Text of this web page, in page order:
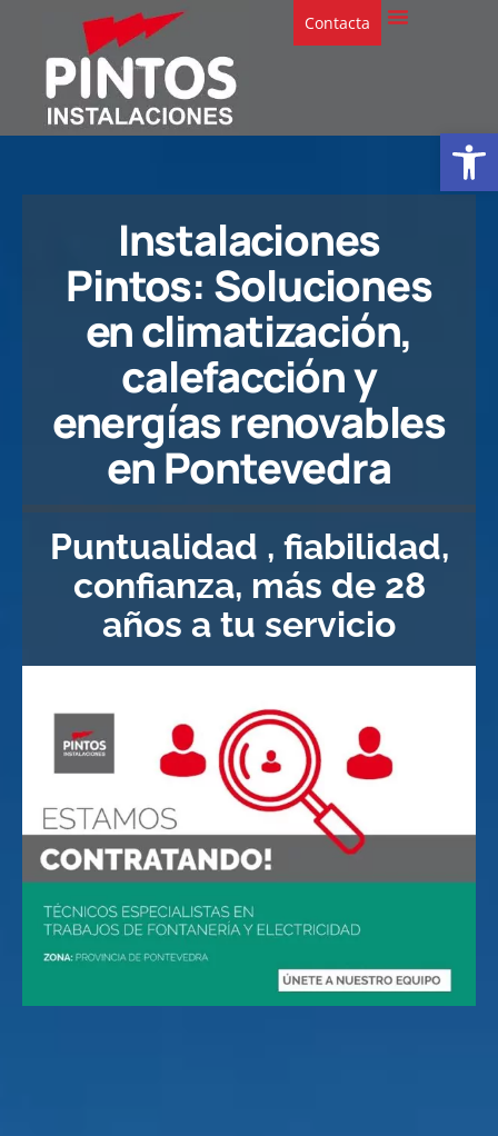
Abrir
Contacta
Instalaciones
Pintos: Soluciones
en climatización,
calefacción y
energías renovables
en Pontevedra
Puntualidad , fiabilidad,
confianza, más de 28
años a tu servicio